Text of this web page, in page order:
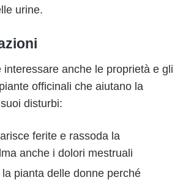
urine.
interessare anche le proprietà e gli
officinali che aiutano la
disturbi:
ferite e rassoda la
anche i dolori mestruali
la pianta delle donne perché